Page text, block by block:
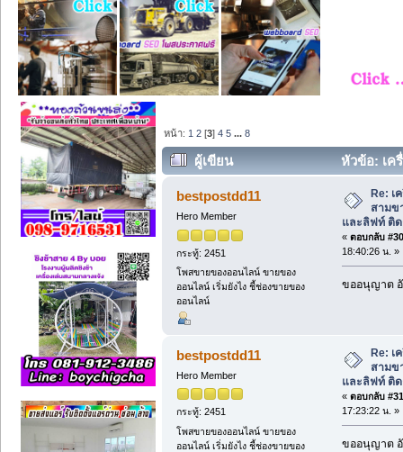
หน้า: 1 2 [3]4 5 ...8
ผู้เขียน
หัวข้อ: เค
ประตูและลิฟท์ ติดตั้งฟรี (อ่าน 2001 ครั้
bestpostdd11
Hero Member
กระทู้: 2451
โพสขายของออนไลน์ ขายของ
ออนไลน์ เริ่มยังไง ชี้ช่องขายของ
ออนไลน์
Re: เ
สามข
และลิฟท์ ติ
« ตอบกลับ
18:40:26 น. »
ขออนุญาต
bestpostdd11
Hero Member
กระทู้: 2451
โพสขายของออนไลน์ ขายของ
ออนไลน์ เริ่มยังไง ชี้ช่องขายของ
Re: เ
สามข
และลิฟท์ ติ
« ตอบกลับ
17:23:22 น. »
ขออนุญาต